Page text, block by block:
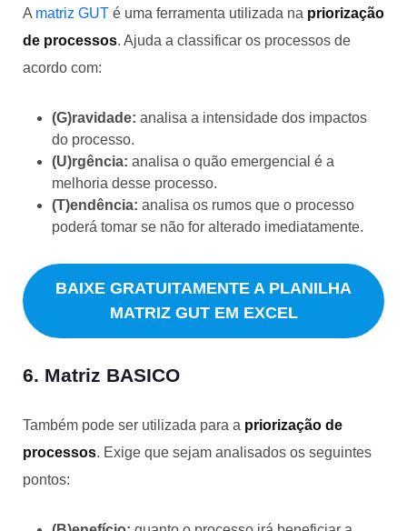
A matriz GUT é uma ferramenta utilizada na priorização
de processos. Ajuda a classificar os processos de
acordo com:
(G)ravidade: analisa a intensidade dos impactos
do processo.
(U)rgência: analisa o quão emergencial é a
melhoria desse processo.
(T)endência: analisa os rumos que o processo
poderá tomar se não for alterado imediatamente.
BAIXE GRATUITAMENTE A PLANILHA
MATRIZ GUT EM EXCEL
6. Matriz BASICO
Também pode ser utilizada para a priorização de
processos. Exige que sejam analisados os seguintes
pontos: